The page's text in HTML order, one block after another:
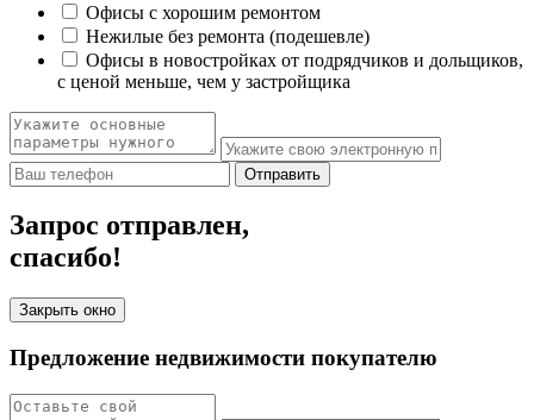
Офисы с хорошим ремонтом
Нежилые без ремонта (подешевле)
Офисы в новостройках от подрядчиков и дольщиков,
с ценой меньше, чем у застройщика
Отправить
Запрос отправлен,
спасибо!
Закрыть окно
Предложение недвижимости покупателю